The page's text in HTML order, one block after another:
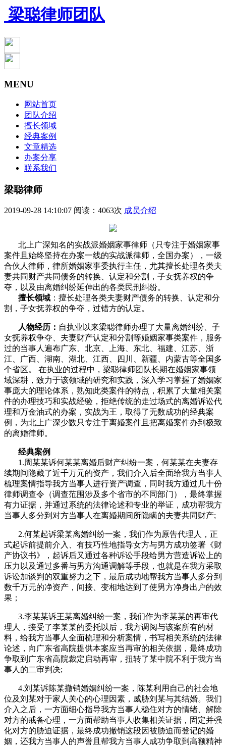
梁聪律师团队
MENU
网站首页
团队介绍
擅长领域
经典案例
文章精选
办案分享
联系我们
梁聪律师
2019-09-28 14:10:07 阅读：4063次 成员介绍
北上广深知名的实战派婚姻家事律师（只专注于婚姻家事
案件且始终坚持在办案一线的实战派律师，全国办案），一级
合伙人律师，律所婚姻家事委执行主任，尤其擅长处理各类夫
妻共同财产共同债务的转换、认定和分割，子女抚养权的争
夺，以及由离婚纠纷延伸出的各类民刑纠纷。
擅长领域 ：擅长处理各类夫妻财产债务的转换、认定和分
割，子女抚养权的争夺，过错方的认定。
人物经历： 自执业以来梁聪律师办理了大量离婚纠纷、子
女抚养权争夺、夫妻财产认定和分割等婚姻家事类案件，服务
过的当事人遍布广东、北京、上海、东北、福建、江苏、浙
江、广西、湖南、湖北、江西、四川、新疆、内蒙古等全国多
个省区。 在执业的过程中，梁聪律师团队长期在婚姻家事领
域深耕，致力于该领域的研究和实践，深入学习掌握了婚姻家
事庞大的理论体系，熟知此类案件的特点，积累了大量相关案
件的办理技巧和实战经验，拒绝传统的走过场式的离婚诉讼代
理和万金油式的办案，实战为王，取得了无数成功的经典案
例，为北上广深少数只专注于离婚案件且把离婚案件办到极致
的离婚律师。
经典案例
1.周某某诉何某某离婚后财产纠纷一案，何某某在夫妻存
续期间隐藏了近千万元的资产，我们介入后全面给我方当事人
梳理案情指导我方当事人进行资产调查，同时我方通过几十份
律师调查令（调查范围涉及多个省市的不同部门），最终掌握
有力证据，并通过系统的法律论述和专业的举证，成功帮我方
当事人多分到对方当事人在离婚期间所隐瞒的夫妻共同财产;
2.何某起诉梁某离婚纠纷一案，我们作为原告代理人，正
式起诉前提前介入、有技巧性地指导女方与男方成功签署《财
产协议书》，起诉后又通过各种诉讼手段给男方营造诉讼上的
压力以及通过多番与男方沟通调解等手段，也就是在我方采取
诉讼加谈判的双重努力之下，最后成功地帮我方当事人多分到
数千万元的净资产，间接、变相地达到了使男方净身出户的效
果；
3.李某某诉王某离婚纠纷一案，我们作为李某某的再审代
理人，接受了李某某的委托以后，我方调阅与该案所有的材
料，给我方当事人全面梳理和分析案情，书写相关系统的法律
论述，向广东省高院提供本案应当再审的相关依据，最终成功
争取到广东省高院裁定启动再审，扭转了某中院不利于我方当
事人的二审判决;
4.刘某诉陈某撤销婚姻纠纷一案，陈某利用自己的社会地
位及刘某对于家人关心的心理因素，威胁刘某与其结婚。我们
介入之后，一方面细心指导我方当事人稳住对方的情绪、解除
对方的戒备心理，一方面帮助当事人收集相关证据，固定并强
化对方的胁迫证据，最终成功撤销这段因被胁迫而登记的婚
姻，还我方当事人的声誉且帮我方当事人成功争取到高额精神